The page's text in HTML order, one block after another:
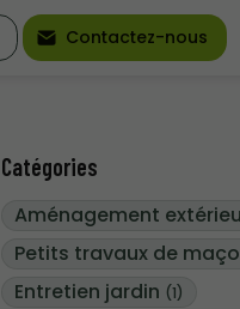
Contactez-nous
Catégories
Aménagement
Petits travaux de
Entretien jardin (1)